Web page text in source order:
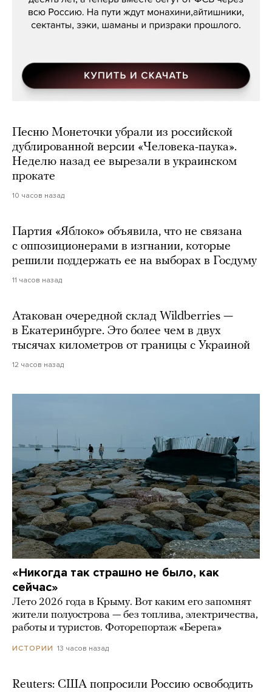
Песню Монеточки убрали из российской
дублированной версии «Человека-паука».
Неделю назад ее вырезали в украинском
прокате
10 часов назад
Партия «Яблоко» объявила, что не связана
с оппозиционерами в изгнании, которые
решили поддержать ее на выборах в Госдуму
11 часов назад
Атакован очередной склад Wildberries —
в Екатеринбурге. Это более чем в двух
тысячах километров от границы с Украиной
12 часов назад
«Никогда так страшно не было, как
сейчас»
Лето 2026 года в Крыму. Вот каким его запомнят
жители полуострова — без топлива, электричества,
работы и туристов. Фоторепортаж «Берега»
ИСТОРИИ 13 часов назад
Reuters: США попросили Россию освободить